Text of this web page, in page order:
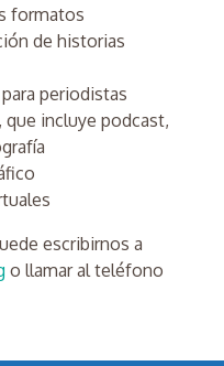
formatos
de historias
periodistas
incluye podcast,
escribirnos a
o llamar al teléfono